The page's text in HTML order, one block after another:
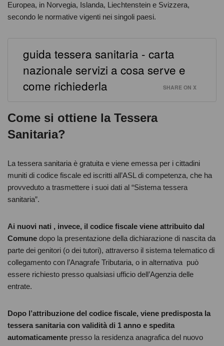
Europea, in Norvegia, Islanda, Liechtenstein e Svizzera,
secondo le normative vigenti nei singoli paesi.
guida tessera sanitaria - carta
nazionale servizi a cosa serve e
come richiederla
SHARE ON X
Come si ottiene la Tessera
Sanitaria?
La tessera sanitaria è gratuita e viene emessa per i cittadini
muniti di codice fiscale ed iscritti all’ASL di competenza, che ha
provveduto a trasmettere i suoi dati al “Sistema tessera
sanitaria”.
Ai nuovi nati , invece, il codice fiscale viene attribuito dal
Comune dopo la presentazione della dichiarazione di nascita da
parte dei genitori (o dei tutori), attraverso il sistema telematico di
collegamento con l’Anagrafe Tributaria, o in alternativa può
essere richiesto presso qualsiasi ufficio dell’Agenzia delle
entrate.
Dopo l’attribuzione del codice fiscale, viene predisposta la
tessera sanitaria con validità di 1 anno e spedita
automaticamente presso la residenza anagrafica del nuovo